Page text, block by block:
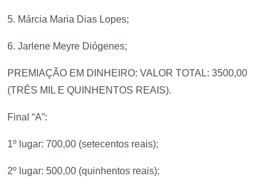
5. Márcia Maria Dias Lopes;
6. Jarlene Meyre Diógenes;
PREMIAÇÃO EM DINHEIRO: VALOR TOTAL: 3500,00
(TRÊS MIL E QUINHENTOS REAIS).
Final “A”:
1º lugar: 700,00 (setecentos reais);
2º lugar: 500,00 (quinhentos reais);